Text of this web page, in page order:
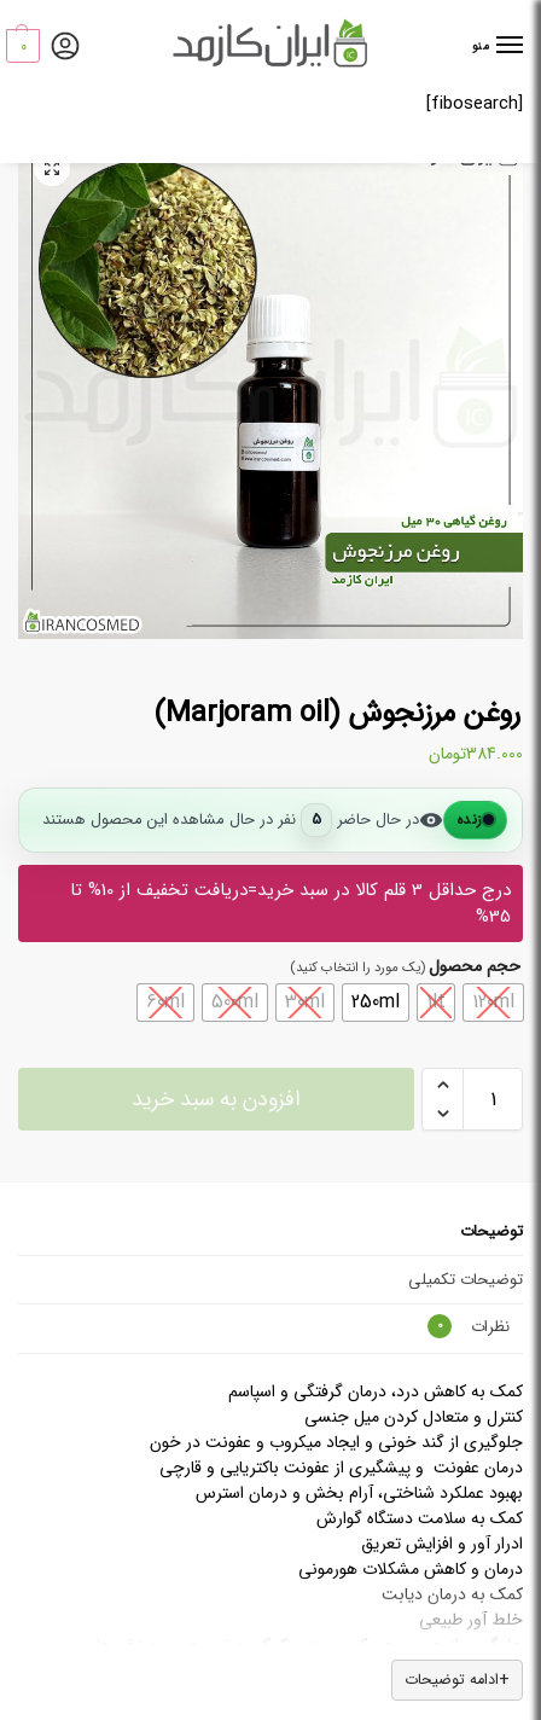
منو
[fibosearch]
0
خانه
روغن مرزنجوش (Marjoram oil)
384.000تومان
زنده در حال حاضر 5 نفر در حال مشاهده این محصول هستند
درج حداقل 3 قلم کالا در سبد خرید=دریافت تخفیف از 10% تا
35%
حجم محصول
120ml
1lt
250ml
30ml
500ml
60ml
افزودن به سبد خرید
توضیحات
توضیحات تکمیلی
نظرات
0
کمک به کاهش درد، درمان گرفتگی و اسپاسم
کنترل و متعادل کردن میل جنسی
جلوگیری از گند خونی و ایجاد میکروب و عفونت در خون
درمان عفونت و پیشگیری از عفونت باکتریایی و قارچی
بهبود عملکرد شناختی، آرام بخش و درمان استرس
کمک به سلامت دستگاه گوارش
ادرار آور و افزایش تعریق
درمان و کاهش مشکلات هورمونی
کمک به درمان دیابت
خلط آور طبیعی
ادامه توضیحات